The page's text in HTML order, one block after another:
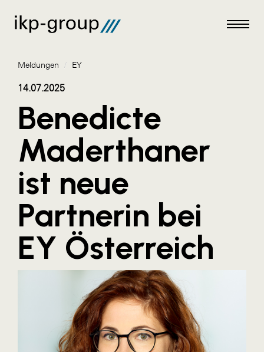
Meldungen
AKTUELLES
ACO
ALEX Krems
Amazon Web Services
Artweger
AustroCel Hallein
Bundesverband Sonnenschutztechnik
Cineplexx
Colmobil Austria
Meldungen / EY
14.07.2025
Benedicte
Maderthaner
ist neue
Partnerin bei
EY Österreich